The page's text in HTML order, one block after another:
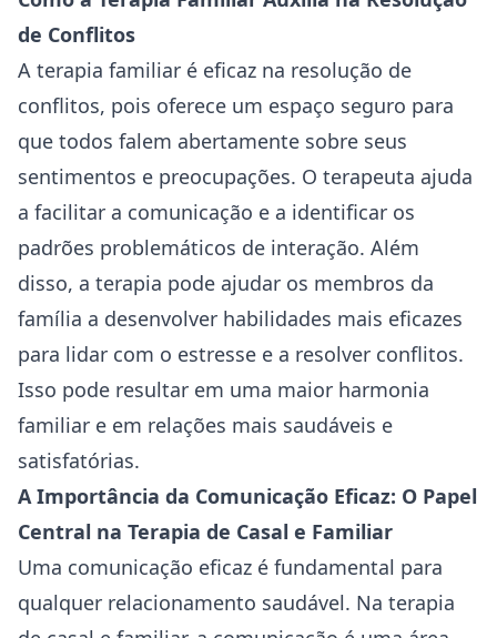
de Conflitos
A terapia familiar‌ é​ eficaz na resolução⁢ de
conflitos, pois oferece um espaço seguro para
que ⁣todos ‍falem abertamente sobre seus
sentimentos e preocupações. O⁢ terapeuta ajuda
a facilitar a comunicação⁣ e a identificar ⁤os
padrões problemáticos de interação. Além
disso, ⁣a terapia pode ajudar os membros da
família a desenvolver habilidades mais eficazes‍
para lidar ⁢com ‌o estresse e a resolver conflitos.
Isso pode resultar em uma maior harmonia
familiar e em relações mais saudáveis e
satisfatórias.
A Importância da Comunicação Eficaz:‍ O ​Papel
Central na Terapia de Casal e Familiar
Uma comunicação eficaz é fundamental para⁣
qualquer relacionamento saudável. Na terapia